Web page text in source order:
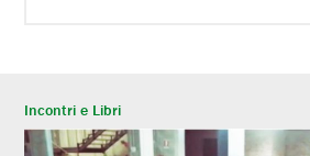
Incontri e Libri